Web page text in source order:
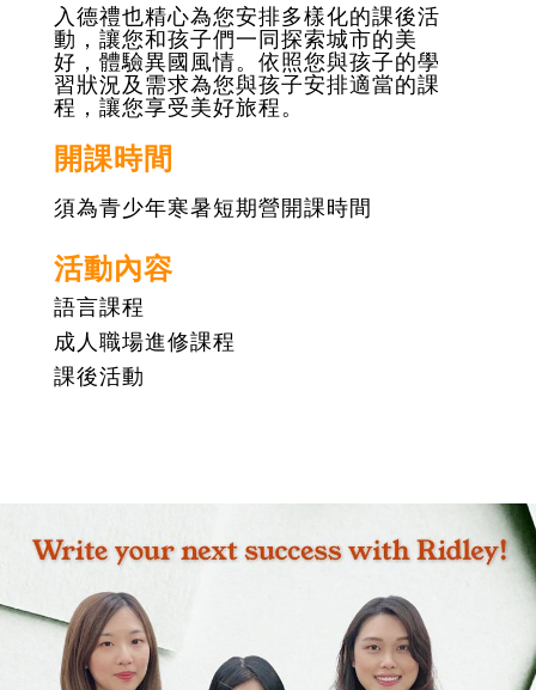
入德禮也精心為您安排多樣化的課後活
動，讓您和孩子們一同探索城市的美
好，體驗異國風情。依照您與孩子的學
習狀況及需求為您與孩子安排適當的課
程，讓您享受美好旅程。
開課時間
須為青少年寒暑短期營開課時間
活動內容
語言課程
成人職場進修課程
課後活動